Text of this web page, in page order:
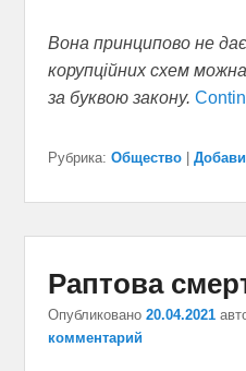
Вона принципово не
корупційних схем
за буквою закону.
Рубрика: Общество |
Раптова
Опубликовано 20.04.2021
комментарий